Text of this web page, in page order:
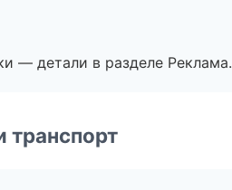
— детали в разделе Реклама.
транспорт